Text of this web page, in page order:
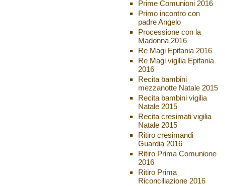
Prime Comunioni 2016
Primo incontro con
padre Angelo
Processione con la
Madonna 2016
Re Magi Epifania 2016
Re Magi vigilia Epifania
2016
Recita bambini
mezzanotte Natale 2015
Recita bambini vigilia
Natale 2015
Recita cresimati vigilia
Natale 2015
Ritiro cresimandi
Guardia 2016
Ritiro Prima Comunione
2016
Ritiro Prima
Riconciliazione 2016